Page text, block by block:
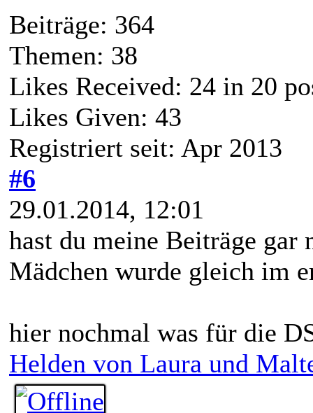
Beiträge: 364
Themen: 38
Likes Received: 24 in 20
Likes Given: 43
Registriert seit: Apr 2013
#6
29.01.2014, 12:01
hast du meine Beiträge gar
Mädchen wurde gleich im
hier nochmal was für die
Helden von Laura und